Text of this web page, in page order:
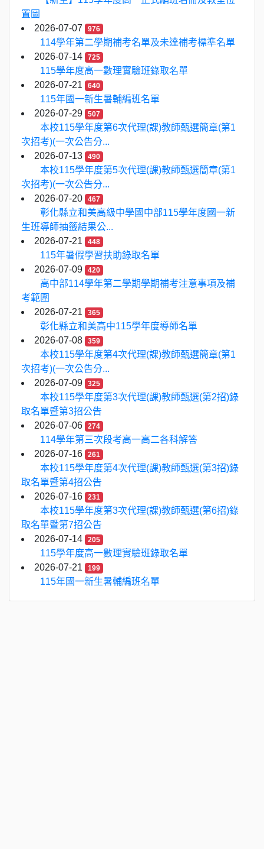
置圖
2026-07-07
976
114學年第二學期補考名單及未達補考標準名單
2026-07-14
725
115學年度高一數理實驗班錄取名單
2026-07-21
640
115年國一新生暑輔編班名單
2026-07-29
507
本校115學年度第6次代理(課)教師甄選簡章(第1
次招考)(一次公告分...
2026-07-13
490
本校115學年度第5次代理(課)教師甄選簡章(第1
次招考)(一次公告分...
2026-07-20
467
彰化縣立和美高級中學國中部115學年度國一新
生班導師抽籤結果公...
2026-07-21
448
115年暑假學習扶助錄取名單
2026-07-09
420
高中部114學年第二學期學期補考注意事項及補
考範圍
2026-07-21
365
彰化縣立和美高中115學年度導師名單
2026-07-08
359
本校115學年度第4次代理(課)教師甄選簡章(第1
次招考)(一次公告分...
2026-07-09
325
本校115學年度第3次代理(課)教師甄選(第2招)錄
取名單暨第3招公告
2026-07-06
274
114學年第三次段考高一高二各科解答
2026-07-16
261
本校115學年度第4次代理(課)教師甄選(第3招)錄
取名單暨第4招公告
2026-07-16
231
本校115學年度第3次代理(課)教師甄選(第6招)錄
取名單暨第7招公告
2026-07-14
205
115學年度高一數理實驗班錄取名單
2026-07-21
199
115年國一新生暑輔編班名單